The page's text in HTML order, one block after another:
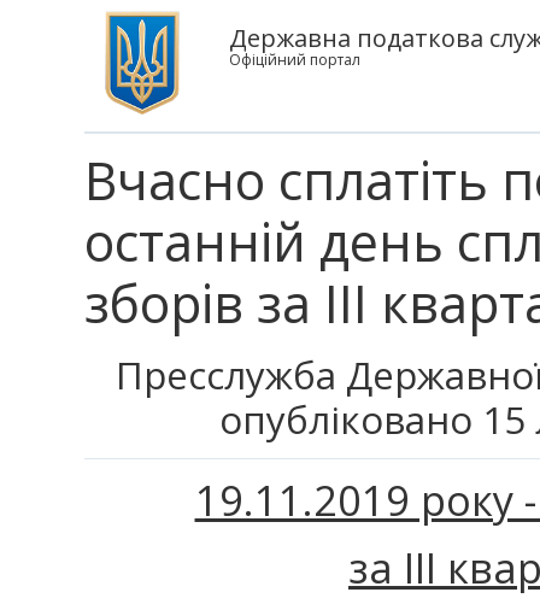
Державна податкова
Офіційний портал
Вчасно сплатіть
останній день
зборів за ІІІ
Пресслужба
опубліковано
19.11.2019 року
за ІІІ